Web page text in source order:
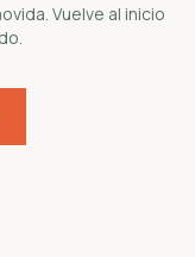
Vuelve al inicio